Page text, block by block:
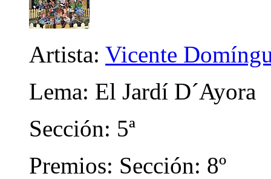
Artista: Vicente
Lema: El Jardí D´Ayora
Sección: 5ª
Premios: Sección: 8º